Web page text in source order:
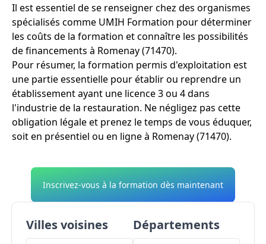
Il est essentiel de se renseigner chez des organismes
spécialisés comme UMIH Formation pour déterminer
les coûts de la formation et connaître les possibilités
de financements à Romenay (71470).
Pour résumer, la formation permis d'exploitation est
une partie essentielle pour établir ou reprendre un
établissement ayant une licence 3 ou 4 dans
l'industrie de la restauration. Ne négligez pas cette
obligation légale et prenez le temps de vous éduquer,
soit en présentiel ou en ligne à Romenay (71470).
Inscrivez-vous à la formation dès maintenant
Villes voisines Départements